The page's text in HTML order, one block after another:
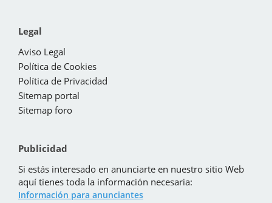
Legal
Aviso Legal
Política de Cookies
Política de Privacidad
Sitemap portal
Sitemap foro
Publicidad
Si estás interesado en anunciarte en nuestro sitio Web
aquí tienes toda la información necesaria:
Información para anunciantes